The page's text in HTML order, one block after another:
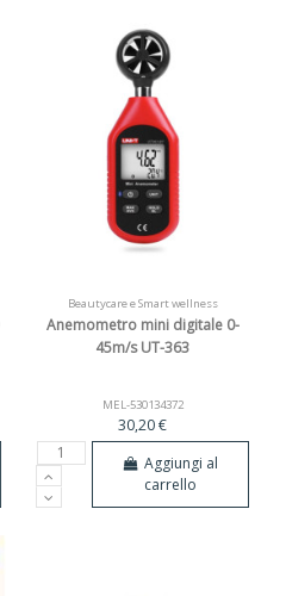
Beautycare e Smart wellness
Anemometro mini digitale 0-
45m/s UT-363
MEL-530134372
30,20 €
Aggiungi al
carrello